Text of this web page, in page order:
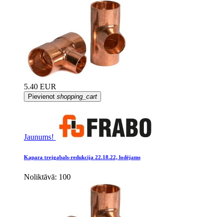
5.40 EUR
Pievienot shopping_cart
Jaunums!
Kapara trejgabals-redukcija 22.18.22, lodējams
Noliktāvā: 100